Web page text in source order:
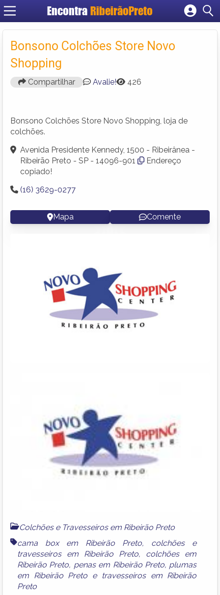
Encontra RibeirãoPreto
Cadastrar empresa
Criar conta
Bonsono Colchões Store Novo
Shopping
Compartilhar Avalie! 426
Bonsono Colchões Store Novo Shopping, loja de
colchões.
Avenida Presidente Kennedy, 1500 - Ribeirânea -
Ribeirão Preto - SP - 14096-901
Endereço
copiado!
(16) 3629-0277
Mapa Comente
Colchões e Travesseiros em Ribeirão Preto
cama box em Ribeirão Preto, colchões e
travesseiros em Ribeirão Preto, colchões em
Ribeirão Preto, penas em Ribeirão Preto, plumas
em Ribeirão Preto e travesseiros em Ribeirão
Preto